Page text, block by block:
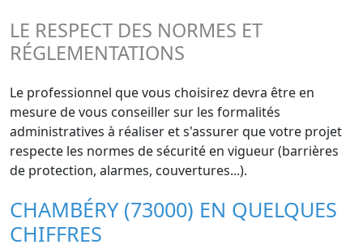
LE RESPECT DES NORMES ET
RÉGLEMENTATIONS
Le professionnel que vous choisirez devra être en
mesure de vous conseiller sur les formalités
administratives à réaliser et s'assurer que votre projet
respecte les normes de sécurité en vigueur (barrières
de protection, alarmes, couvertures...).
CHAMBÉRY (73000) EN QUELQUES
CHIFFRES